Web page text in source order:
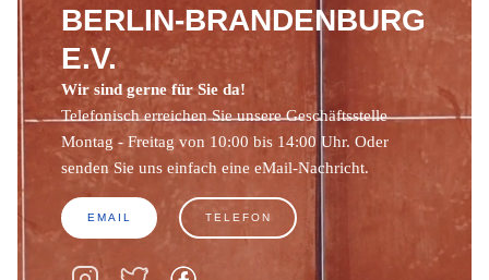
BERLIN-BRANDENBURG
E.V.
Wir sind gerne für Sie da!
Telefonisch erreichen Sie unsere Geschäftsstelle
Montag - Freitag von 10:00 bis 14:00 Uhr. Oder
senden Sie uns einfach eine eMail-Nachricht.
EMAIL TELEFON